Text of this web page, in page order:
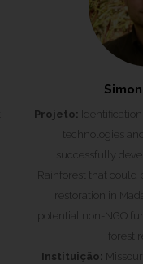
Projeto:
technologies
successfully
Rainforest that could
restoration in
potential non-NGO
forest
Instituição: